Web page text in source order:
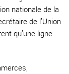
nationale de la
de l’Union
qu’une ligne